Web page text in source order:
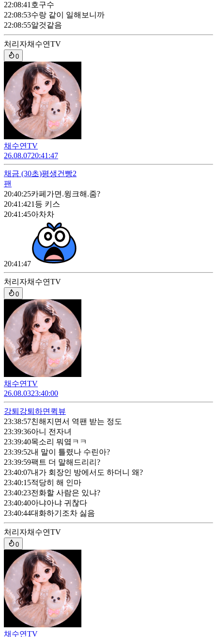
22:08:41 호구수
22:08:53수랑 같이 일해보니까
22:08:55알것같음
처리자채수연TV
0
채수연TV
26.08.0720:41:47
채금 (30초)평생건빵2
팬
20:40:25카페가면.윙크해.줌?
20:41:421등 키스
20:41:45아차차
20:41:47
처리자채수연TV
0
채수연TV
26.08.0323:40:00
강퇴 강퇴하면퀵뷰
23:38:57친해지면서 역팬 받는 정도
23:39:36아니 전자녀
23:39:40목소리 뭐옄ㅋㅋ
23:39:52내 말이 틀렸나 수린아?
23:39:59팩트 더 말해드리리?
23:40:07내가 회장인 방에서도 하더니 왜?
23:40:15적당히 해 인마
23:40:23전화할 사람은 있냐?
23:40:40아냐아냐 귀찮다
23:40:44대화하기조차 싫음
처리자채수연TV
0
채수연TV